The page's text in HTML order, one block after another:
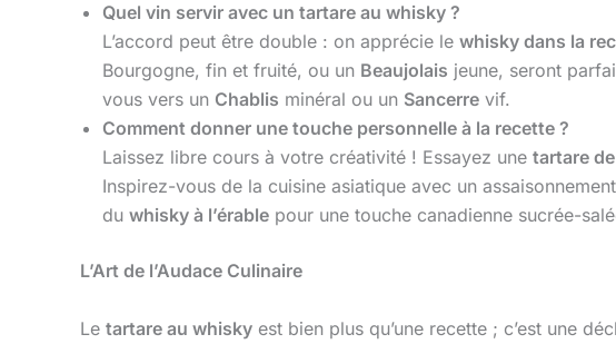
Quel vin servir avec un tartare au whisky ?
L’accord peut être double : on apprécie le whisky dans la
Bourgogne, fin et fruité, ou un Beaujolais jeune, seront
vous vers un Chablis minéral ou un Sancerre vif.
Comment donner une touche personnelle à la recette ?
Laissez libre cours à votre créativité ! Essayez une tartare
Inspirez-vous de la cuisine asiatique avec un
du whisky à l’érable pour une touche canadienne sucrée-
L’Art de l’Audace Culinaire
Le tartare au whisky est bien plus qu’une recette ; c’est une